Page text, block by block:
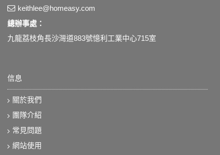
keithlee@homeasy.com
總辦事處：
九龍荔枝角長沙灣道883號憶利工業中心715室
信息
關於我們
團隊介紹
常見問題
網站使用